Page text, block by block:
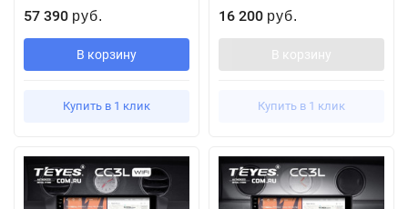
57 390 руб.
В корзину
Купить в 1 клик
16 200 руб.
В корзину
Купить в 1 клик